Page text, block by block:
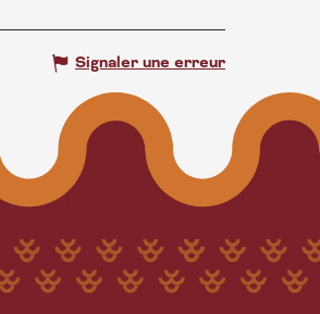
Signaler une erreur